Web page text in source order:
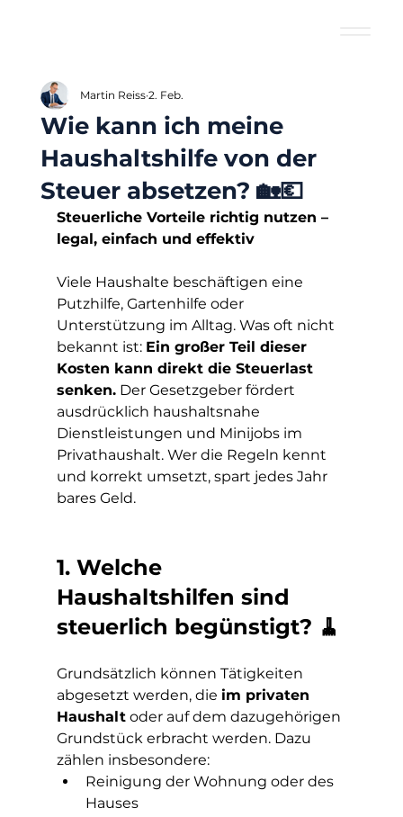
Wie kann ich meine
Haushaltshilfe von der
Steuer absetzen? 🏡💶
Martin Reiss 2. Feb.
Steuerliche Vorteile richtig nutzen –
legal, einfach und effektiv
Viele Haushalte beschäftigen eine
Putzhilfe, Gartenhilfe oder
Unterstützung im Alltag. Was oft nicht
bekannt ist: Ein großer Teil dieser
Kosten kann direkt die Steuerlast
senken. Der Gesetzgeber fördert
ausdrücklich haushaltsnahe
Dienstleistungen und Minijobs im
Privathaushalt. Wer die Regeln kennt
und korrekt umsetzt, spart jedes Jahr
bares Geld.
1. Welche
Haushaltshilfen sind
steuerlich begünstigt? 🧹
Grundsätzlich können Tätigkeiten
abgesetzt werden, die im privaten
Haushalt oder auf dem dazugehörigen
Grundstück erbracht werden. Dazu
zählen insbesondere:
Reinigung der Wohnung oder des
Hauses